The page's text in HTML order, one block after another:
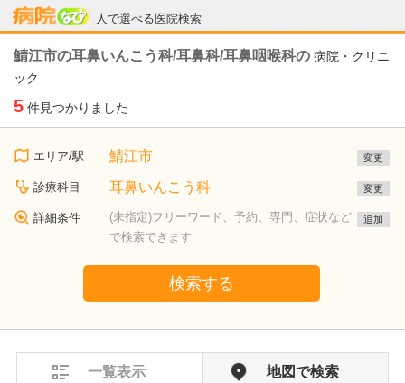
人で選べる医院検索
病院なび
鯖江市の耳鼻いんこう科/耳鼻科/耳鼻咽喉科の 病院・クリニ
ック
5 件見つかりました
エリア/駅 鯖江市 変更
診療科目 耳鼻いんこう科 変更
詳細条件
(未指定)フリーワード、予約、専門、症状など
で検索できます
追加
検索する
一覧表示 地図で検索